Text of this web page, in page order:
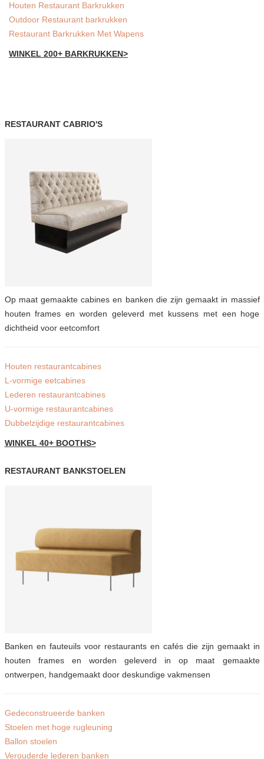
Houten Restaurant Barkrukken
Outdoor Restaurant barkrukken
Restaurant Barkrukken Met Wapens
WINKEL 200+ BARKRUKKEN>
RESTAURANT CABRIO'S
Op maat gemaakte cabines en banken die zijn gemaakt in massief
houten frames en worden geleverd met kussens met een hoge
dichtheid voor eetcomfort
Houten restaurantcabines
L-vormige eetcabines
Lederen restaurantcabines
U-vormige restaurantcabines
Dubbelzijdige restaurantcabines
WINKEL 40+ BOOTHS>
RESTAURANT BANKSTOELEN
Banken en fauteuils voor restaurants en cafés die zijn gemaakt in
houten frames en worden geleverd in op maat gemaakte
ontwerpen, handgemaakt door deskundige vakmensen
Gedeconstrueerde banken
Stoelen met hoge rugleuning
Ballon stoelen
Verouderde lederen banken